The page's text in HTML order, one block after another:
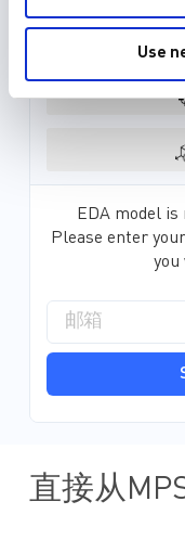
Use
应用于超过 16 个电
MPS 的双向主动均
ESS 应用提供电池
均衡，这对系统可
最大限度地减少均
EDA model
Please enter
you
直接从